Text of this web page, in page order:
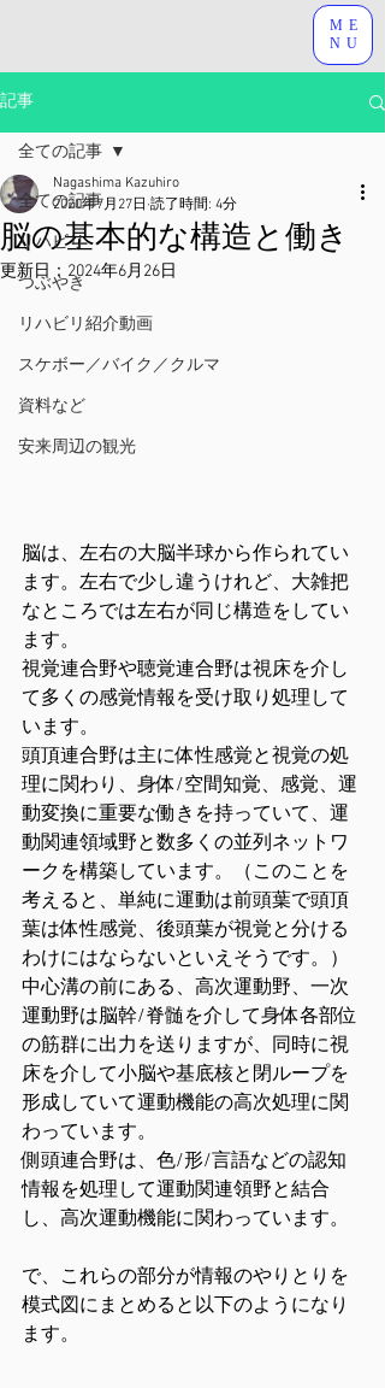
ME
NU
記事
全ての記事
リハビリ
つぶやき
リハビリ紹介動画
スケボー／バイク／クルマ
資料など
安来周辺の観光
全ての記事
脳の基本的な構造と働き
Nagashima Kazuhiro
2020年7月27日 読了時間: 4分
更新日： 2024年6月26日
脳は、左右の大脳半球から作られてい
ます。左右で少し違うけれど、大雑把
なところでは左右が同じ構造をしてい
ます。
視覚連合野や聴覚連合野は視床を介し
て多くの感覚情報を受け取り処理して
います。
頭頂連合野は主に体性感覚と視覚の処
理に関わり、身体/空間知覚、感覚、運
動変換に重要な働きを持っていて、運
動関連領域野と数多くの並列ネットワ
ークを構築しています。（このことを
考えると、単純に運動は前頭葉で頭頂
葉は体性感覚、後頭葉が視覚と分ける
わけにはならないといえそうです。）
中心溝の前にある、高次運動野、一次
運動野は脳幹/脊髄を介して身体各部位
の筋群に出力を送りますが、同時に視
床を介して小脳や基底核と閉ループを
形成していて運動機能の高次処理に関
わっています。
側頭連合野は、色/形/言語などの認知
情報を処理して運動関連領野と結合
し、高次運動機能に関わっています。
で、これらの部分が情報のやりとりを
模式図にまとめると以下のようになり
ます。